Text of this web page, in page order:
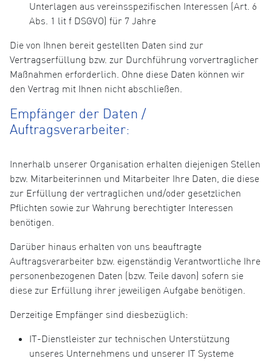
Unterlagen aus vereinsspezifischen Interessen (Art. 6
Abs. 1 lit f DSGVO) für 7 Jahre
Die von Ihnen bereit gestellten Daten sind zur
Vertragserfüllung bzw. zur Durchführung vorvertraglicher
Maßnahmen erforderlich. Ohne diese Daten können wir
den Vertrag mit Ihnen nicht abschließen.
Empfänger der Daten /
Auftragsverarbeiter:
Innerhalb unserer Organisation erhalten diejenigen Stellen
bzw. Mitarbeiterinnen und Mitarbeiter Ihre Daten, die diese
zur Erfüllung der vertraglichen und/oder gesetzlichen
Pflichten sowie zur Wahrung berechtigter Interessen
benötigen.
Darüber hinaus erhalten von uns beauftragte
Auftragsverarbeiter bzw. eigenständig Verantwortliche Ihre
personenbezogenen Daten (bzw. Teile davon) sofern sie
diese zur Erfüllung ihrer jeweiligen Aufgabe benötigen.
Derzeitige Empfänger sind diesbezüglich:
IT-Dienstleister zur technischen Unterstützung
unseres Unternehmens und unserer IT Systeme